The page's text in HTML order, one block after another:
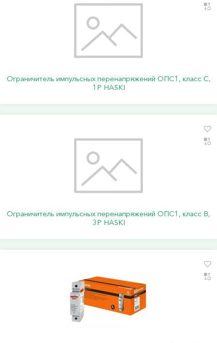
Ограничитель импульсных перенапряжений ОПС1, класс C,
1P HASKI
Ограничитель импульсных перенапряжений ОПС1, класс B,
3P HASKI